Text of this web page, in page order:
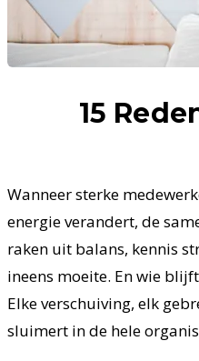
15
Wanneer sterke
energie verandert, de
raken uit balans, kennis
ineens moeite. En wie
Elke verschuiving, elk
sluimert in de hele